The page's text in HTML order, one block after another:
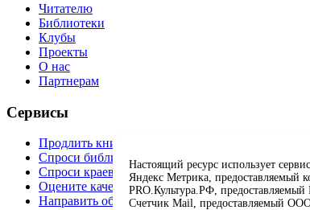
Читателю
Библиотеки
Клубы
Проекты
О нас
Партнерам
Сервисы
Продлить книгу
Спроси библиотекаря
Спроси краеведа
Оцените качество услуг
Направить обращение директору
Настоящий ресурс использует
Яндекс Метрика,
PRO.Культура.РФ,
Счетчик Mail, предоставляемый